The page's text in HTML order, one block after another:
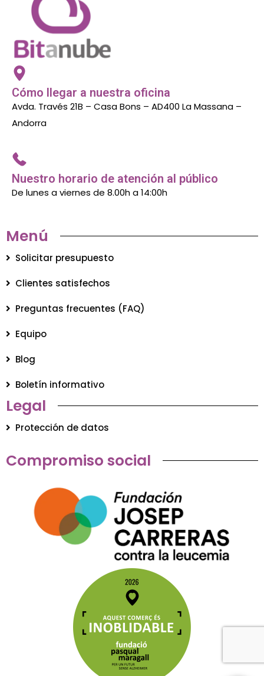
Cómo llegar a nuestra oficina
Avda. Través 21B – Casa Bons – AD400 La Massana –
Andorra
Nuestro horario de atención al público
De lunes a viernes de 8.00h a 14:00h
Menú
Solicitar presupuesto
Clientes satisfechos
Preguntas frecuentes (FAQ)
Equipo
Blog
Boletín informativo
Legal
Protección de datos
Compromiso social